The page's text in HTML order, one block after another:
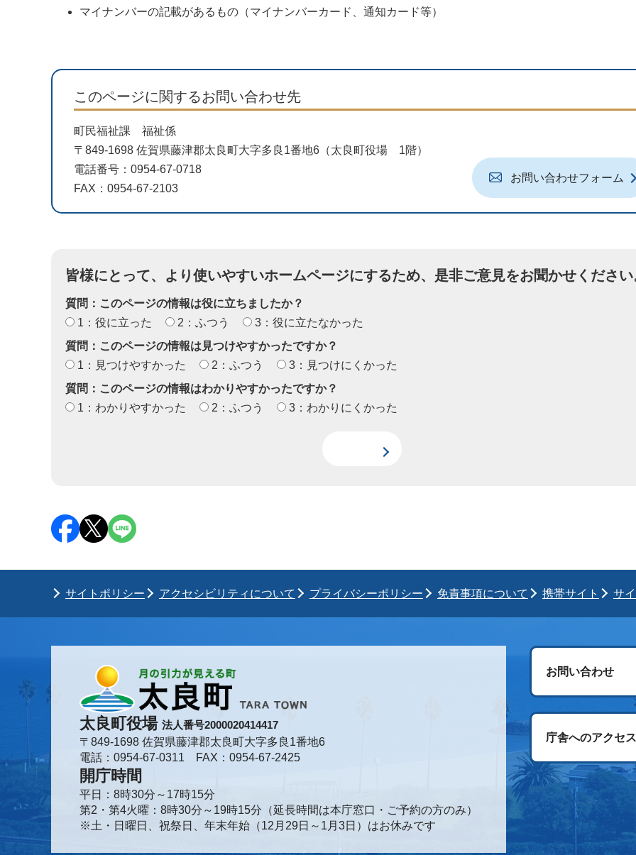
マイナンバーの記載があるもの（マイナンバーカード、通知カード等）
このページに関するお問い合わせ先
町民福祉課 福祉係
〒849-1698 佐賀県藤津郡太良町大字多良1番地6（太良町役場 1階）
電話番号：0954-67-0718
FAX：0954-67-2103
お問い合わせフォーム
皆様にとって、より使いやすいホームページにするため、是非ご意見をお聞かせください
質問：このページの情報は役に立ちましたか？
1：役に立った
2：ふつう
3：役に立たなかった
質問：このページの情報は見つけやすかったですか？
1：見つけやすかった
2：ふつう
3：見つけにくかった
質問：このページの情報はわかりやすかったですか？
1：わかりやすかった
2：ふつう 3：わかりにくかった
サイトポリシー アクセシビリティについて プライバシーポリシー 免責事項について 携帯サイト サ
太良町役場 法人番号2000020414417
〒849-1698 佐賀県藤津郡太良町大字多良1番地6
電話：0954-67-0311 FAX：0954-67-2425
開庁時間
平日：8時30分～17時15分
第2・第4火曜：8時30分～19時15分（延長時間は本庁窓口・ご予約の方のみ）
※土・日曜日、祝祭日、年末年始（12月29日～1月3日）はお休みです
お問い合わせ
庁舎へのアクセス